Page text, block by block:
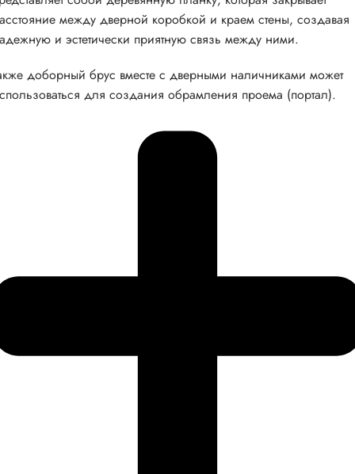
между дверной коробкой и краем стены, создавая
и эстетически приятную связь между ними.
доборный брус вместе с дверными наличниками может
для создания обрамления проема (портал).